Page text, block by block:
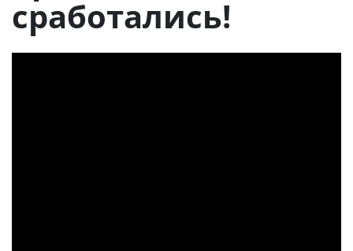
сработались!